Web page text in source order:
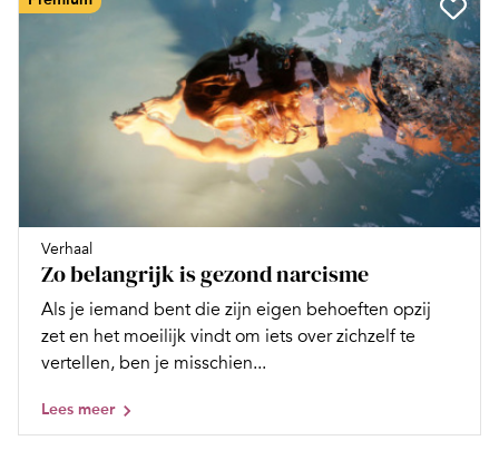
Verhaal
Zo belangrijk is gezond narcisme
Als je iemand bent die zijn eigen behoeften opzij
zet en het moeilijk vindt om iets over zichzelf te
vertellen, ben je misschien...
Lees meer